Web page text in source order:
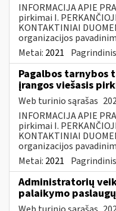
INFORMACIJA APIE
pirkimai I.
KONTAKTINIAI
organizacijos
Metai: 2021
Pagalbos tarnybos
įrangos viešasis
Web turinio sąrašas
INFORMACIJA APIE
pirkimai I.
KONTAKTINIAI
organizacijos
Metai: 2021
Administratorių
palaikymo